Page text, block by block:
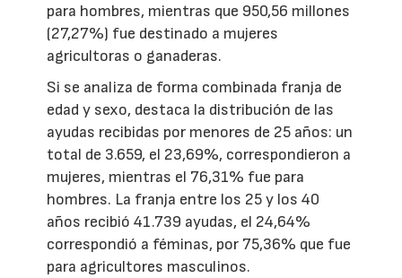
para hombres, mientras que 950,56 millones
(27,27%) fue destinado a mujeres
agricultoras o ganaderas.
Si se analiza de forma combinada franja de
edad y sexo, destaca la distribución de las
ayudas recibidas por menores de 25 años: un
total de 3.659, el 23,69%, correspondieron a
mujeres, mientras el 76,31% fue para
hombres. La franja entre los 25 y los 40
años recibió 41.739 ayudas, el 24,64%
correspondió a féminas, por 75,36% que fue
para agricultores masculinos.